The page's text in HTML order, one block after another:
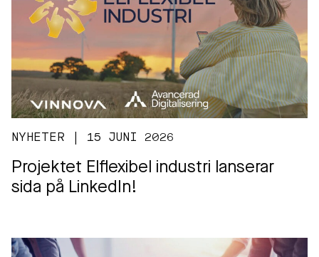
NYHETER | 15 JUNI 2026
Projektet Elflexibel industri lanserar
sida på LinkedIn!